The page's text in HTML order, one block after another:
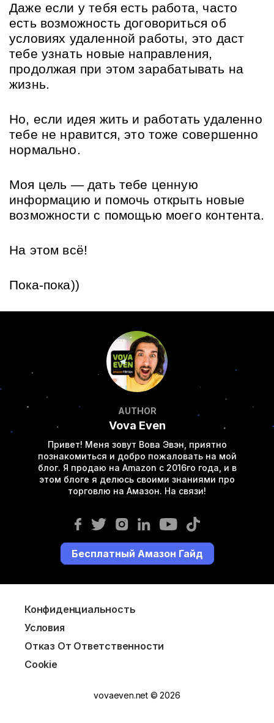
Даже если у тебя есть работа, часто
есть возможность договориться об
условиях удаленной работы, это даст
тебе узнать новые направления,
продолжая при этом зарабатывать на
жизнь.
Но, если идея жить и работать удаленно
тебе не нравится, это тоже совершенно
нормально.
Моя цель — дать тебе ценную
информацию и помочь открыть новые
возможности с помощью моего контента.
На этом всё!
Пока-пока))
AUTHOR
Vova Even
Привет! Меня зовут Вова Эвэн, приятно
познакомиться и добро пожаловать на мой
блог. Я продаю на Amazon с 2016го года, и в
этом блоге я делюсь своими знаниями про
торговлю на Амазон. На связи!
Бесплатный Амазон Гайд
Конфиденциальность
Условия
Отказ От Ответственности
Cookie
vovaeven.net © 2026